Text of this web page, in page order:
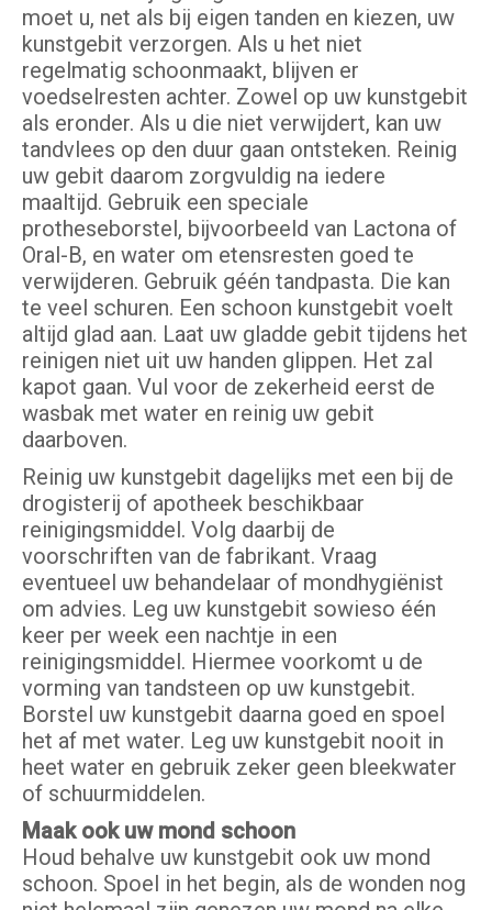
moet u, net als bij eigen tanden en kiezen, uw
kunstgebit verzorgen. Als u het niet
regelmatig schoonmaakt, blijven er
voedselresten achter. Zowel op uw kunstgebit
als eronder. Als u die niet verwijdert, kan uw
tandvlees op den duur gaan ontsteken. Reinig
uw gebit daarom zorgvuldig na iedere
maaltijd. Gebruik een speciale
protheseborstel, bijvoorbeeld van Lactona of
Oral-B, en water om etensresten goed te
verwijderen. Gebruik géén tandpasta. Die kan
te veel schuren. Een schoon kunstgebit voelt
altijd glad aan. Laat uw gladde gebit tijdens het
reinigen niet uit uw handen glippen. Het zal
kapot gaan. Vul voor de zekerheid eerst de
wasbak met water en reinig uw gebit
daarboven.
Reinig uw kunstgebit dagelijks met een bij de
drogisterij of apotheek beschikbaar
reinigingsmiddel. Volg daarbij de
voorschriften van de fabrikant. Vraag
eventueel uw behandelaar of mondhygiënist
om advies. Leg uw kunstgebit sowieso één
keer per week een nachtje in een
reinigingsmiddel. Hiermee voorkomt u de
vorming van tandsteen op uw kunstgebit.
Borstel uw kunstgebit daarna goed en spoel
het af met water. Leg uw kunstgebit nooit in
heet water en gebruik zeker geen bleekwater
of schuurmiddelen.
Maak ook uw mond schoon
Houd behalve uw kunstgebit ook uw mond
schoon. Spoel in het begin, als de wonden nog